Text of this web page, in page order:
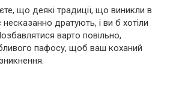
що деякі традиції, що виникли в
дратують, і ви б хотіли
варто повільно,
пафосу, щоб ваш коханий